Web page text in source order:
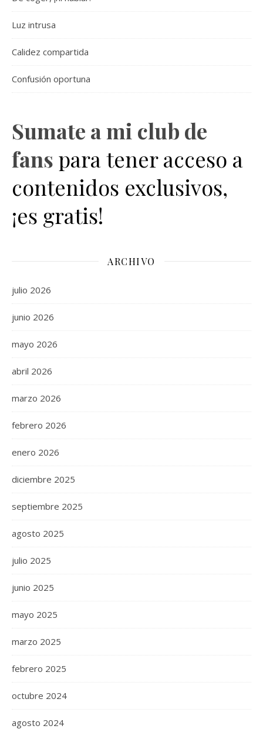
Luz intrusa
Calidez compartida
Confusión oportuna
Sumate a mi club de
fans para tener acceso a
contenidos exclusivos,
¡es gratis!
ARCHIVO
julio 2026
junio 2026
mayo 2026
abril 2026
marzo 2026
febrero 2026
enero 2026
diciembre 2025
septiembre 2025
agosto 2025
julio 2025
junio 2025
mayo 2025
marzo 2025
febrero 2025
octubre 2024
agosto 2024